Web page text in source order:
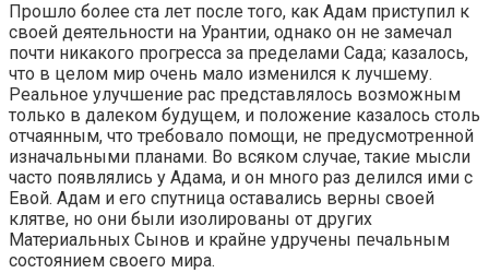
Прошло более ста лет после того, как Адам приступил к
своей деятельности на Урантии, однако он не замечал
почти никакого прогресса за пределами Сада; казалось,
что в целом мир очень мало изменился к лучшему.
Реальное улучшение рас представлялось возможным
только в далеком будущем, и положение казалось столь
отчаянным, что требовало помощи, не предусмотренной
изначальными планами. Во всяком случае, такие мысли
часто появлялись у Адама, и он много раз делился ими с
Евой. Адам и его спутница оставались верны своей
клятве, но они были изолированы от других
Материальных Сынов и крайне удручены печальным
состоянием своего мира.